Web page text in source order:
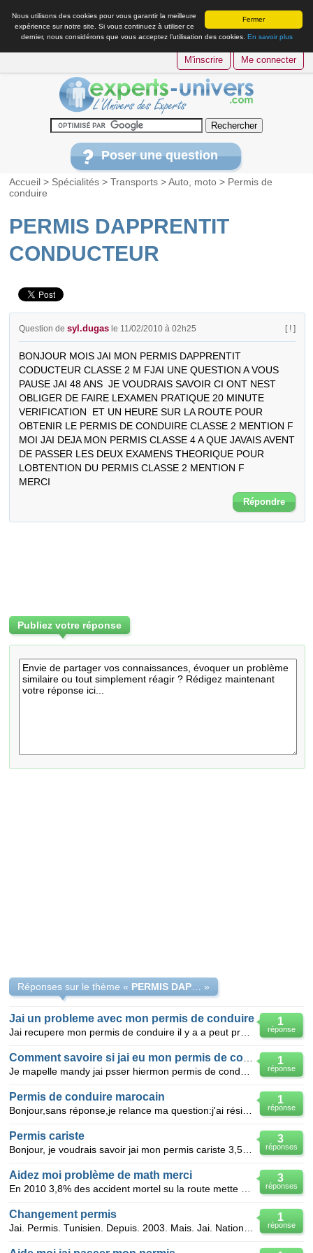
Fermer
Nous utilisons des cookies pour vous garantir la meilleure
expérience sur notre site. Si vous continuez à utiliser ce
dernier, nous considérons que vous acceptez l’utilisation des cookies. En savoir plus
M'inscrire Me connecter
Poser une question
Accueil > Spécialités >Transports >Auto, moto > Permis de
conduire
PERMIS DAPPRENTIT
CONDUCTEUR
Question desyl.dugas le 11/02/2010 à 02h25 [ ! ]
BONJOUR MOIS JAI MON PERMIS DAPPRENTIT
CODUCTEUR CLASSE 2 M FJAI UNE QUESTION A VOUS
PAUSE JAI 48 ANS  JE VOUDRAIS SAVOIR CI ONT NEST
OBLIGER DE FAIRE LEXAMEN PRATIQUE 20 MINUTE
VERIFICATION  ET UN HEURE SUR LA ROUTE POUR
OBTENIR LE PERMIS DE CONDUIRE CLASSE 2 MENTION F
MOI JAI DEJA MON PERMIS CLASSE 4 A QUE JAVAIS AVENT
DE PASSER LES DEUX EXAMENS THEORIQUE POUR
LOBTENTION DU PERMIS CLASSE 2 MENTION F
MERCI
Répondre
Publiez votre réponse
Réponses sur le thème « »
1
réponse
Jai un probleme avec mon permis de conduire
1
réponse
1
réponse
Permis de conduire marocain
3
réponses
Permis cariste
3
réponses
Aidez moi problème de math merci
1
réponse
Changement permis